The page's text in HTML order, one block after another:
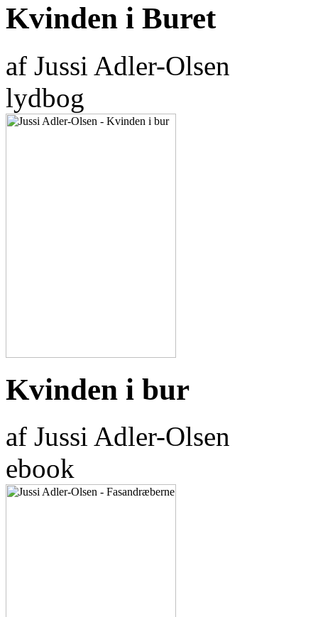
Kvinden i Buret
af Jussi Adler-Olsen
lydbog
Kvinden i bur
af Jussi Adler-Olsen
ebook